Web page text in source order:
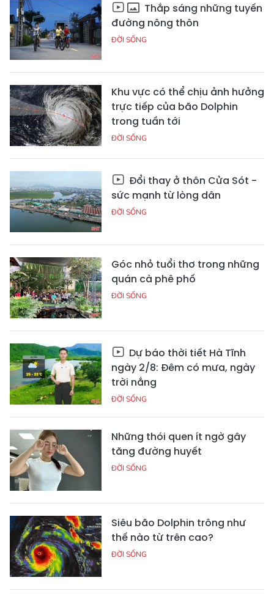
Thắp sáng những tuyến
đường nông thôn
ĐỜI SỐNG
Khu vực có thể chịu ảnh hưởng
trực tiếp của bão Dolphin
trong tuần tới
ĐỜI SỐNG
Đổi thay ở thôn Cửa Sót -
sức mạnh từ lòng dân
ĐỜI SỐNG
Góc nhỏ tuổi thơ trong những
quán cà phê phố
ĐỜI SỐNG
Dự báo thời tiết Hà Tĩnh
ngày 2/8: Đêm có mưa, ngày
trời nắng
ĐỜI SỐNG
Những thói quen ít ngờ gây
tăng đường huyết
ĐỜI SỐNG
Siêu bão Dolphin trông như
thế nào từ trên cao?
ĐỜI SỐNG